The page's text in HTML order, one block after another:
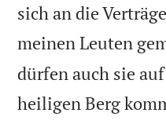
sich an die
meinen Leuten
dürfen auch sie
heiligen Berg